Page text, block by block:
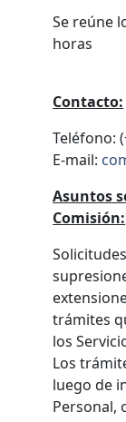
Se reúne
horas
Contacto:
Teléfono:
E-mail:
Asuntos
Comisión:
trámites
los
Los
luego de
Personal,